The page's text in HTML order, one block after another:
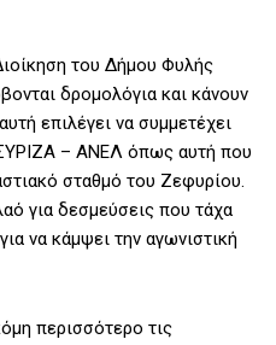
του Δήμου Φυλής
δρομολόγια και κάνουν
επιλέγει να συμμετέχει
– ΑΝΕΛ όπως αυτή που
σταθμό του Ζεφυρίου.
για δεσμεύσεις που τάχα
να κάμψει την αγωνιστική
περισσότερο τις